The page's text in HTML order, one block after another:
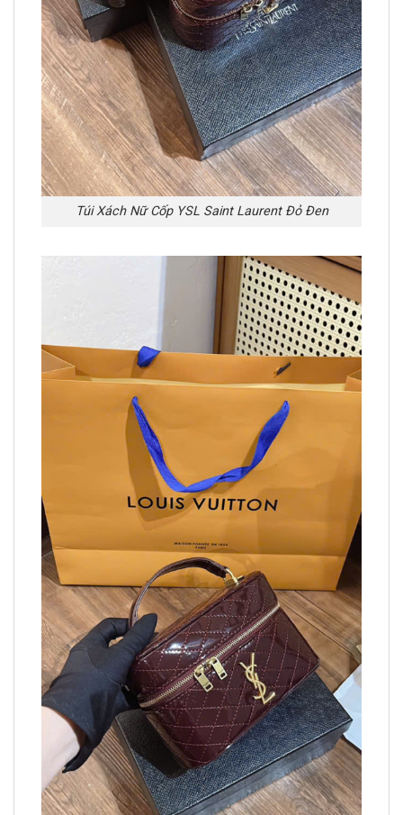
Túi Xách Nữ Cốp YSL Saint Laurent Đỏ Đen